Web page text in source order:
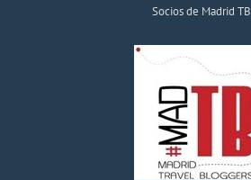
Socios de Madrid TB